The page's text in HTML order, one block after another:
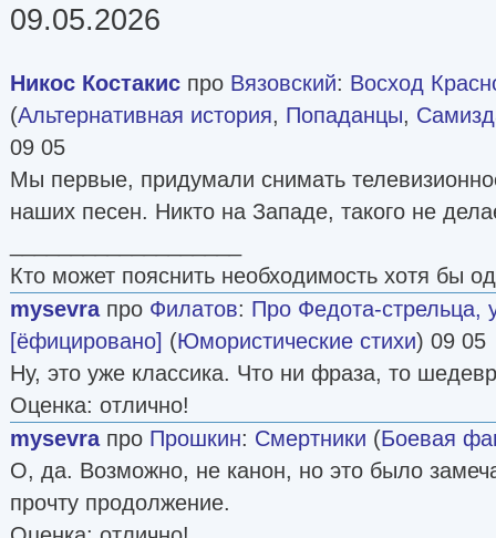
09.05.2026
Никос Костакис про Вязовский: Восход
(Альтернативная история, Попаданцы,
09 05
Мы первые, придумали снимать
наших песен. Никто на Западе, такого не
Кто может пояснить необходимость хотя бы
mysevraпро Филатов: Про Федота-стрельца,
[ёфицировано] (Юмористические стихи) 09 05
Ну, это уже классика. Что ни фраза, то
Оценка: отлично!
mysevraпро Прошкин: Смертники (Боевая
О, да. Возможно, не канон, но это было
прочту продолжение.